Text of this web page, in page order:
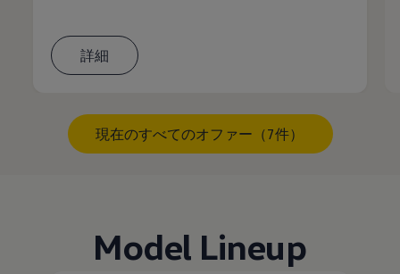
詳細
現在のすべてのオファー（7件）
Model Lineup